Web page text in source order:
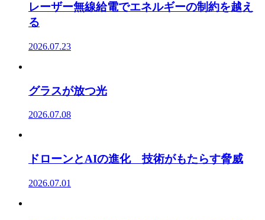
レーザー無線給電でエネルギーの制約を越え
る
2026.07.23
グラスが放つ光
2026.07.08
ドローンとAIの進化 技術がもたらす脅威
2026.07.01